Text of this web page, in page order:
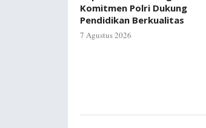
Komitmen Polri Dukung
Pendidikan Berkualitas
7 Agustus 2026